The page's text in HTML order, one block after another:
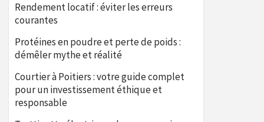
Rendement locatif : éviter les erreurs
courantes
Protéines en poudre et perte de poids :
démêler mythe et réalité
Courtier à Poitiers : votre guide complet
pour un investissement éthique et
responsable